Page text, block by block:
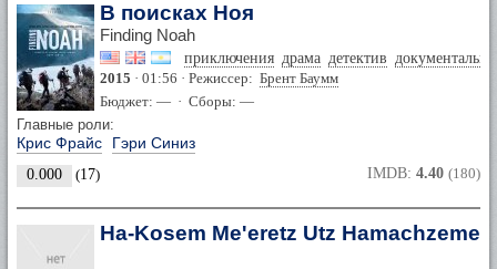
В поисках Ноя
Finding Noah
приключения драма детектив
2015 · 01:56 · Режиссер: Брент Баумм
Бюджет: — · Сборы: —
Главные роли:
Крис Фрайс Гэри Синиз
0.000 (17) IMDB: 4.40 (180)
Ha-Kosem Me'eretz Utz Hamachzemer